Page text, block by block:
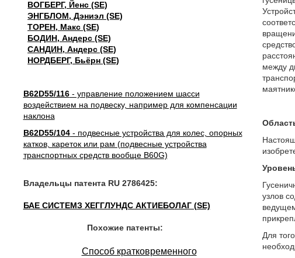
ВОГБЕРГ, Йенс (SE)
ЭНГБЛОМ, Дэниэл (SE)
ТОРЕН, Макс (SE)
БОДИН, Андерс (SE)
САНДИН, Андерс (SE)
НОРДБЕРГ, Бьёрн (SE)
B62D55/116- управление положением шасси
воздействием на подвеску, например для компенсации
наклона
B62D55/104- подвесные устройства для колес, опорных
катков, кареток или рам (подвесные устройства
транспортных средств вообще B60G)
Владельцы патента RU 2786425:
БАЕ СИСТЕМЗ ХЕГГЛУНДС АКТИЕБОЛАГ (SE)
между
узлов
Для
Похожие патенты:
Способ кратковременного